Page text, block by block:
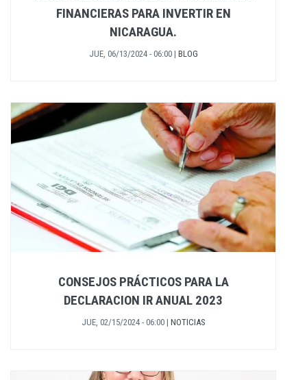
FINANCIERAS PARA INVERTIR EN
NICARAGUA.
JUE, 06/13/2024 - 06:00 | BLOG
CONSEJOS PRÁCTICOS PARA LA
DECLARACION IR ANUAL 2023
JUE, 02/15/2024 - 06:00 | NOTICIAS